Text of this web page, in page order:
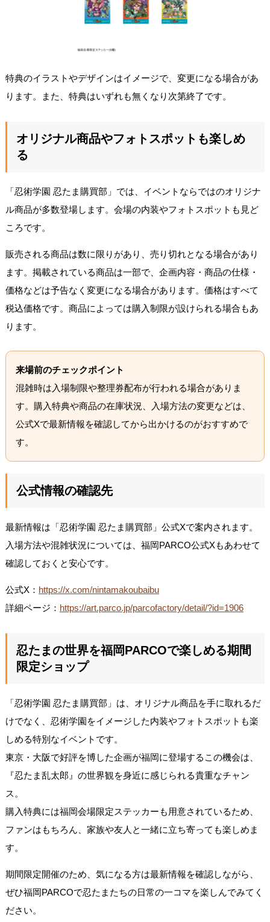
特典のイラストやデザインはイメージで、変更になる場合があ
ります。また、特典はいずれも無くなり次第終了です。
オリジナル商品やフォトスポットも楽しめ
る
「忍術学園 忍たま購買部」では、イベントならではのオリジナ
ル商品が多数登場します。会場の内装やフォトスポットも見ど
ころです。
販売される商品は数に限りがあり、売り切れとなる場合があり
ます。掲載されている商品は一部で、企画内容・商品の仕様・
価格などは予告なく変更になる場合があります。価格はすべて
税込価格です。商品によっては購入制限が設けられる場合もあ
ります。
来場前のチェックポイント
混雑時は入場制限や整理券配布が行われる場合がありま
す。購入特典や商品の在庫状況、入場方法の変更などは、
公式Xで最新情報を確認してから出かけるのがおすすめで
す。
公式情報の確認先
最新情報は「忍術学園 忍たま購買部」公式Xで案内されます。
入場方法や混雑状況については、福岡PARCO公式Xもあわせて
確認しておくと安心です。
公式X： https://x.com/nintamakoubaibu
詳細ページ： https://art.parco.jp/parcofactory/detail/?id=1906
忍たまの世界を福岡PARCOで楽しめる期間
限定ショップ
「忍術学園 忍たま購買部」は、オリジナル商品を手に取れるだ
けでなく、忍術学園をイメージした内装やフォトスポットも楽
しめる特別なイベントです。
東京・大阪で好評を博した企画が福岡に登場するこの機会は、
『忍たま乱太郎』の世界観を身近に感じられる貴重なチャン
ス。
購入特典には福岡会場限定ステッカーも用意されているため、
ファンはもちろん、家族や友人と一緒に立ち寄っても楽しめま
す。
期間限定開催のため、気になる方は最新情報を確認しながら、
ぜひ福岡PARCOで忍たまたちの日常の一コマを楽しんでみてく
ださい。